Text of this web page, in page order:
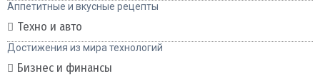
Аппетитные и вкусные рецепты
Техно и авто
Достижения из мира технологий
Бизнес и финансы